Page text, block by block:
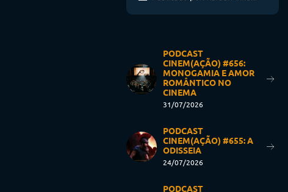
PODCAST
CINEM(AÇÃO) #656:
MONOGAMIA E AMOR
ROMÂNTICO NO
CINEMA
31/07/2026
PODCAST
CINEM(AÇÃO) #655: A
ODISSEIA
24/07/2026
PODCAST